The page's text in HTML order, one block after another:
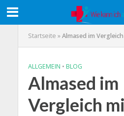
Startseite »Almased im
ALLGEMEIN • BLOG
Almased im
Vergleich